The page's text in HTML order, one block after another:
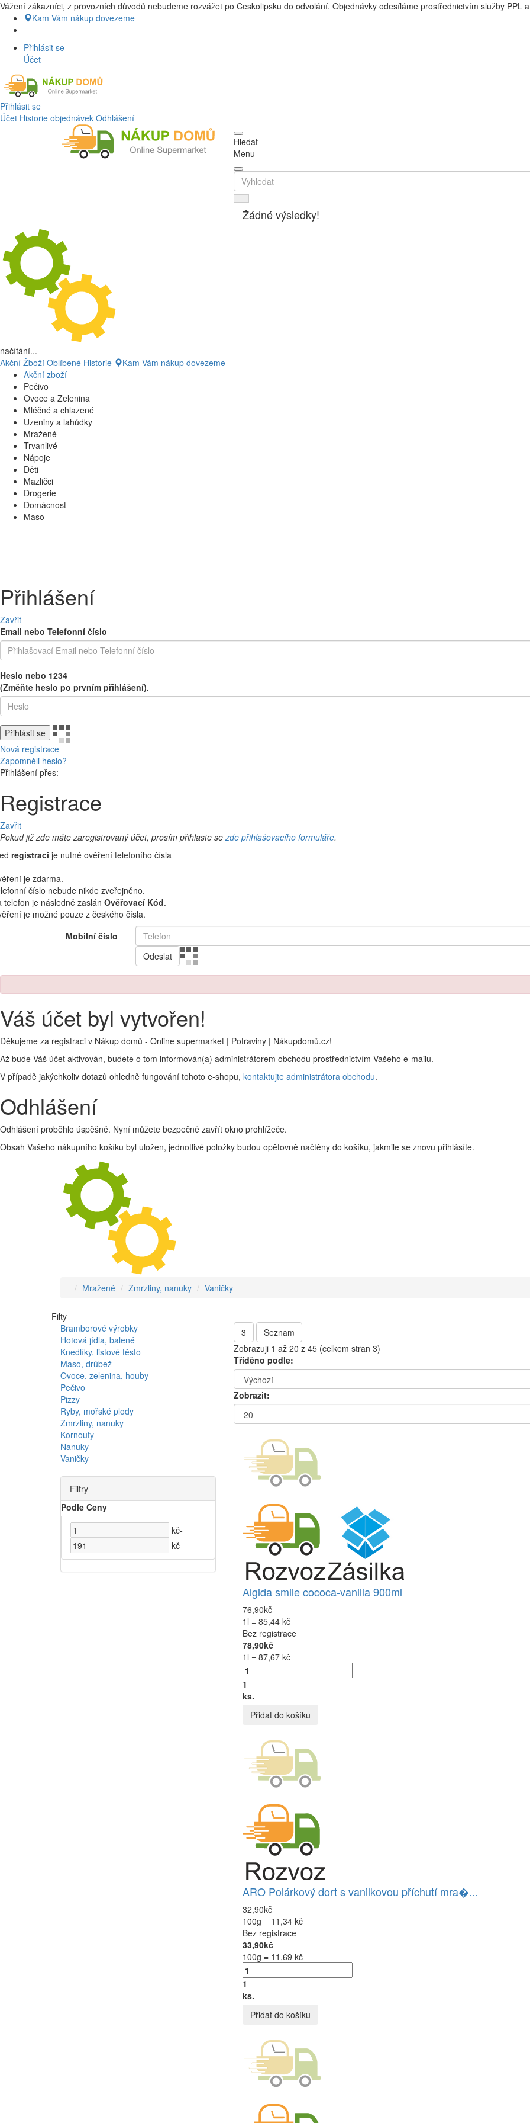
Nákup Potraviny domů, Nákup potraviny online, Čerstvé potraviny dovezeme až k vašim dveřím. Česká lípa
Vážení zákazníci, z provozních důvodů nebudeme rozvážet po Českolipsku do odvolání. Objednávky odesíláme prostřednictvím služby PPL
Kam Vám nákup dovezeme
Přihlásit se
Účet
Přihlásit se
Účet Historie objednávek Odhlášení
Hledat
Menu
Žádné výsledky!
načítání...
Akční Žboží Oblíbené Historie
Kam Vám nákup dovezeme
Akční zboží
Pečivo
Ovoce a Zelenina
Mléčné a chlazené
Uzeniny a lahůdky
Mražené
Trvanlivé
Nápoje
Děti
Mazličci
Drogerie
Domácnost
Maso
Přihlášení
Zavřit
Email nebo Telefonní číslo
Heslo nebo 1234
(Změňte heslo po prvním přihlášení).
Přihlásit se
Nová registrace
Zapomněli heslo?
Přihlášení přes:
Registrace
Zavřit
Pokud již zde máte zaregistrovaný účet, prosím přihlaste sezde přihlašovacího formuláře.
registraci je nutné ověření telefoního čísla
je zdarma.
číslo nebude nikde zveřejněno.
telefon je následně zaslán Ověřovací Kód.
je možné pouze z českého čísla.
Mobilní číslo
Odeslat
Váš účet byl vytvořen!
Děkujeme za registraci v Nákup domů - Online supermarket | Potraviny | Nákupdomů.cz!
Až bude Váš účet aktivován, budete o tom informován(a) administrátorem obchodu prostřednictvím Vašeho e-mailu.
V případě jakýchkoliv dotazů ohledně fungování tohoto e-shopu, kontaktujte administrátora obchodu.
Odhlášení
Odhlášení proběhlo úspěšně. Nyní můžete bezpečně zavřít okno prohlížeče.
Obsah Vašeho nákupního košíku byl uložen, jednotlivé položky budou opětovně načtěny do košíku, jakmile se znovu přihlásíte.
Mražené Zmrzliny, nanuky Vaničky
Filty
Bramborové výrobky
Hotová jídla, balené
Knedlíky, listové těsto
Maso, drůbež
Ovoce, zelenina, houby
Pečivo
Pizzy
Ryby, mořské plody
Zmrzliny, nanuky
Kornouty
Nanuky
Vaničky
Filtry
Podle Ceny
kč-
kč
3
Seznam
Zobrazuji 1 až 20 z 45 (celkem stran 3)
Tříděno podle:
Zobrazit:
Algida smile cococa-vanilla 900ml
76,90kč
1l = 85,44 kč
Bez registrace
78,90kč
1l = 87,67 kč
1
ks.
Přidat do košíku
ARO Polárkový dort s vanilkovou příchutí mra�...
32,90kč
100g = 11,34 kč
Bez registrace
33,90kč
100g = 11,69 kč
1
ks.
Přidat do košíku